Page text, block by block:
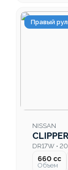
Правый
NISSAN
DR17W •
660 cc
Объем